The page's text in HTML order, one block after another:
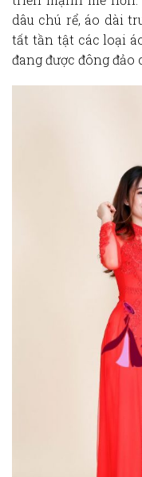
dâu chú rể, áo dài
tất tần tật các loại
đang được đông đảo